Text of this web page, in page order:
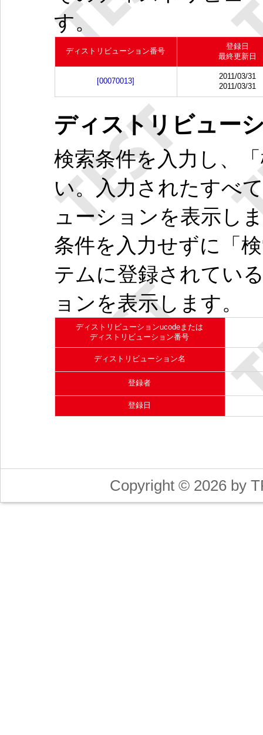
す。
ディストリビューション番号
登録日
最終更新日
[00070013]
2011/03/31
2011/03/31
ディストリビュー
検索条件を入力し、
い。入力されたすべ
ューションを表示し
条件を入力せずに「
テムに登録されてい
ョンを表示します。
ディストリビューションucodeまたは
ディストリビューション番号
ディストリビューション名
登録者
登録日
Copyright © 2026 by